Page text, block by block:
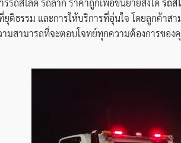
รถสไลด์ รถลาก ราคาถูกเพื่อขนย้ายสิ่งใดรถส
ติธรรม และการให้บริการที่อุ่นใจ โดยลูกค้า
มสามารถที่จะตอบโจทย์ทุกความต้องการขอ